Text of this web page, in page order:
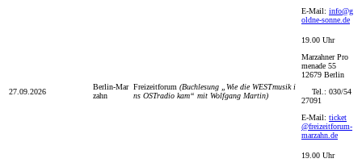
E-Mail: info@g
oldne-sonne.de
27.09.2026
Berlin-Mar
zahn
Freizeitforum (Buchlesung „Wie die WESTmusik i
ns OSTradio kam“ mit Wolfgang Martin)
19.00 Uhr
Marzahner Pro
menade 55
12679 Berlin
Tel.: 030/54
27091
E-Mail: ticket
@freizeitforum-
marzahn.de
19.00 Uhr